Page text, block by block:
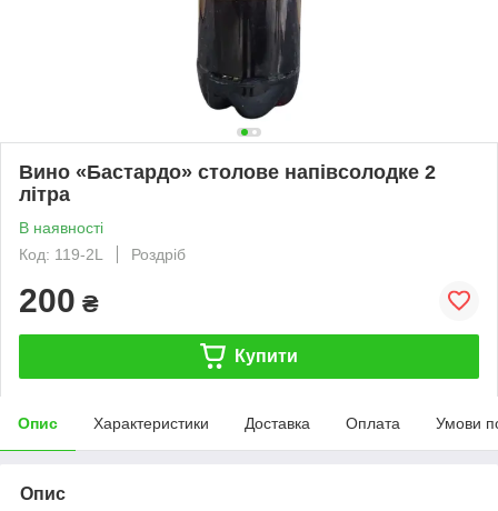
Вино «Бастардо» столове напівсолодке 2
літра
В наявності
Код: 119-2L
Роздріб
200 ₴
Купити
Опис Характеристики Доставка Оплата Умови
Опис